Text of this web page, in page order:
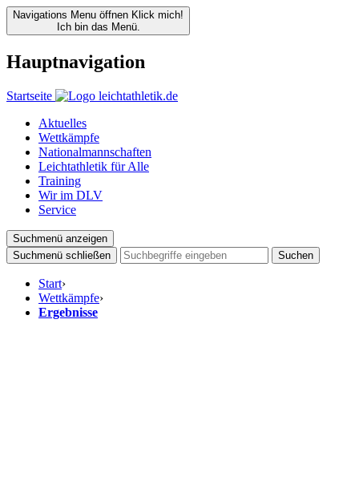
Navigations Menu öffnen Klick mich!
Ich bin das Menü.
Hauptnavigation
Startseite
Aktuelles
Wettkämpfe
Nationalmannschaften
Leichtathletik für Alle
Training
Wir im DLV
Service
Suchmenü anzeigen
Suchmenü schließen
Suchen
Start›
Wettkämpfe›
Ergebnisse